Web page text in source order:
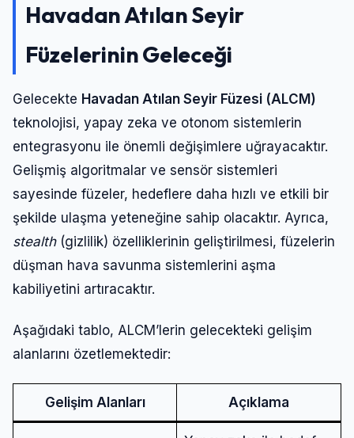
Havadan Atılan Seyir
Füzelerinin Geleceği
Gelecekte Havadan Atılan Seyir Füzesi (ALCM)
teknolojisi, yapay zeka ve otonom sistemlerin
entegrasyonu ile önemli değişimlere uğrayacaktır.
Gelişmiş algoritmalar ve sensör sistemleri
sayesinde füzeler, hedeflere daha hızlı ve etkili bir
şekilde ulaşma yeteneğine sahip olacaktır. Ayrıca,
stealth(gizlilik) özelliklerinin geliştirilmesi, füzelerin
düşman hava savunma sistemlerini aşma
kabiliyetini artıracaktır.
Aşağıdaki tablo, ALCM’lerin gelecekteki gelişim
alanlarını özetlemektedir:
Gelişim Alanları Açıklama